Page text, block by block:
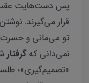
پس دست‌هایت عقب
قرار می‌گیرند.
تو می‌مانی و حسرت
نمی‌دانی که گرفتار
«تصمیم‌گیری»؛